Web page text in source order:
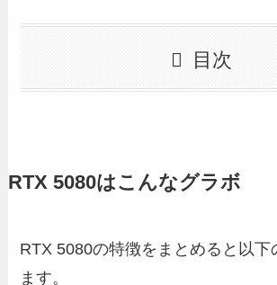
目次
RTX 5080はこんなグラボ
RTX 5080の特徴をまとめると以下
ます。